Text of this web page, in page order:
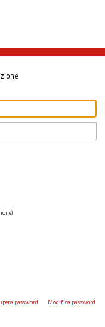
password Modifica password